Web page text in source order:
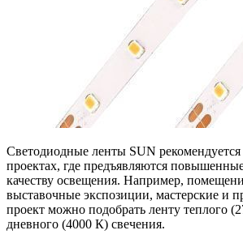
Светодиодные ленты SUN
проектах, где предъявляются
качеству освещения. Например,
выставочные экспозиции, мастерские и
проект можно подобрать ленту теплого
дневного (4000 К) свечения.